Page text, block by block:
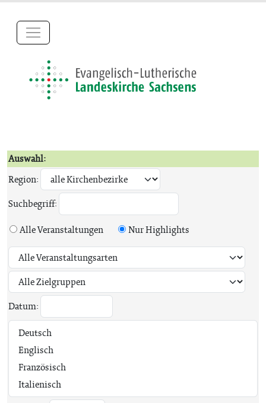
Auswahl:
Region:
Suchbegriff:
Alle Veranstaltungen Nur Highlights
Datum: